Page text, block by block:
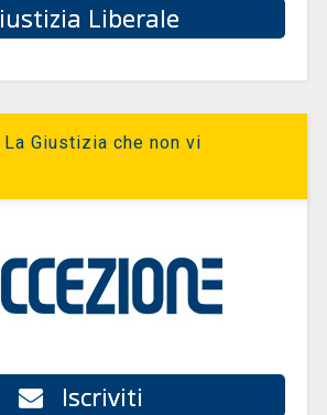
Liberale
La Giustizia che non vi
Iscriviti